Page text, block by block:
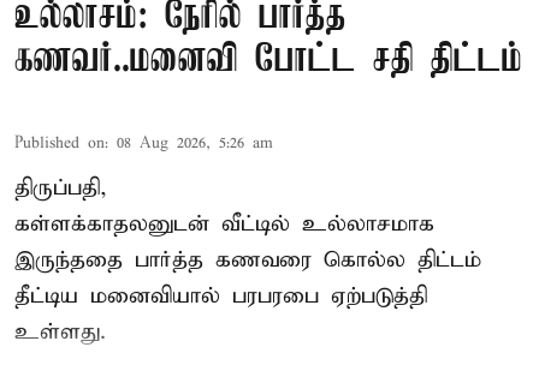
உல்லாசம்: நேரில் பார்த்த
கணவர்..மனைவி போட்ட சதி திட்டம்
Published on: 08 Aug 2026, 5:26 am
திருப்பதி,
கள்ளக்காதலனுடன் வீட்டில் உல்லாசமாக
இருந்ததை பார்த்த கணவரை கொல்ல திட்டம்
தீட்டிய மனைவியால் பரபரபை ஏற்படுத்தி
உள்ளது.